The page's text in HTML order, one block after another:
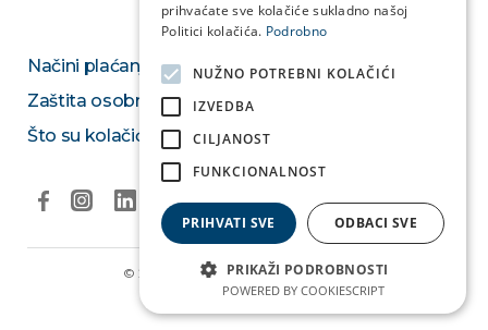
Načini plaćanja
Zaštita osobnih podataka
Što su kolačići
© 2026. Medikol Ustanova & Medivia.
Izjava o privatnosti
prihvaćate sve kolačiće sukladno našoj
Politici kolačića. Podrobno
NUŽNO POTREBNI KOLAČIĆI
IZVEDBA
CILJANOST
FUNKCIONALNOST
PRIHVATI SVE ODBACI SVE
PRIKAŽI PODROBNOSTI
POWERED BY COOKIESCRIPT